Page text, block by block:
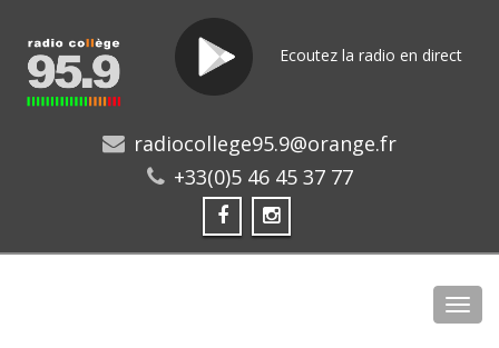
Ecoutez la radio en direct
radiocollege95.9@orange.fr
+33(0)5 46 45 37 77